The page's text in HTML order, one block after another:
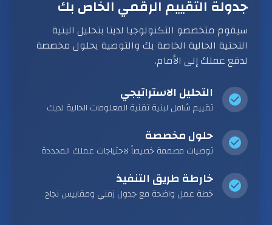
جدولة التقييم الرقمي الخاص بك
سيقوم متخصصو التكنولوجيا لدينا بتحليل البنية
التحتية الحالية الخاصة بك والتوصية بحلول مخصصة
لدفع عملك إلى الأمام.
التحليل الاستراتيجي
تقييم شامل لبنية تقنية المعلومات الحالية لديك
حلول مخصصة
توصيات مصممة خصيصاً لاحتياجات عملك المحددة
خارطة طريق التنفيذ
خطة عمل واضحة مع جدول زمني ومقاييس نجاح